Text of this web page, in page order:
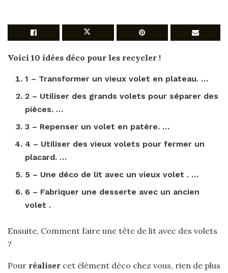
Voici 10 idées déco pour les recycler !
1 – Transformer unvieux volet en plateau. …
2 – Utiliser des grandsvolets pour séparer des
pièces. …
3 – Repenser unvolet en patère. …
4 – Utiliser desvieux volets pour fermer un
placard. …
5 – Une déco de lit avec unvieux volet . …
6 – Fabriquer une desserte avec un ancien
volet .
Ensuite, Comment faire une tête de lit avec des volets
?
Pour réaliser cet élément déco chez vous, rien de plus